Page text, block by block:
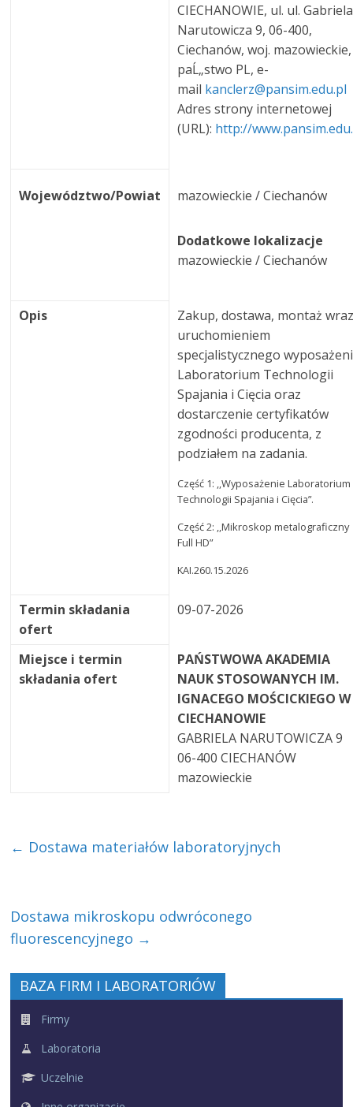
CIECHANOWIE, ul. ul. Gabriela
Narutowicza 9, 06-400,
Ciechanów, woj. mazowieckie,
paĹ„stwo PL, e-
mail kanclerz@pansim.edu.pl
Adres strony internetowej
(URL): http://
Województwo/Powiat mazowieckie / Ciechanów
Dodatkowe lokalizacje
mazowieckie / Ciechanów
Opis
Zakup, dostawa, montaż
uruchomieniem
specjalistycznego
Laboratorium Technologii
Spajania i Cięcia oraz
dostarczenie certyfikatów
zgodności producenta, z
podziałem na zadania.
Część 1: ,,Wyposażenie Laboratorium
Technologii Spajania i Cięcia”.
Część 2: ,,Mikroskop metalograficzny
Full HD”
KAI.260.15.2026
Termin składania
ofert
09-07-2026
Miejsce i termin
składania ofert
PAŃSTWOWA AKADEMIA
NAUK STOSOWANYCH IM.
IGNACEGO MOŚCICKIEGO W
CIECHANOWIE
GABRIELA NARUTOWICZA 9
06-400 CIECHANÓW
mazowieckie
← Dostawa materiałów laboratoryjnych
Dostawa mikroskopu odwróconego
fluorescencyjnego →
BAZA FIRM I LABORATORIÓW
Firmy
Laboratoria
Uczelnie